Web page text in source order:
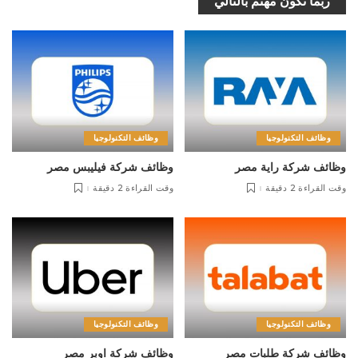
وظائف التكنولوجيا
وظائف شركة راية مصر
وقت القراءة 2 دقيقة
وظائف التكنولوجيا
وظائف شركة فيليبس مصر
وقت القراءة 2 دقيقة
وظائف التكنولوجيا
وظائف شركة طلبات مصر
وظائف التكنولوجيا
وظائف شركة اوبر مصر